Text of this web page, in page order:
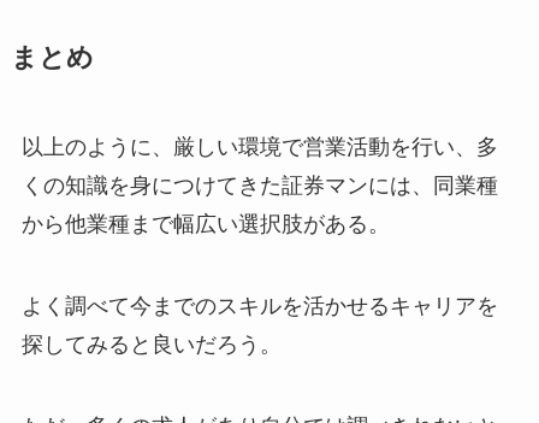
まとめ
以上のように、厳しい環境で営業活動を行い、多
くの知識を身につけてきた証券マンには、同業種
から他業種まで幅広い選択肢がある。
よく調べて今までのスキルを活かせるキャリアを
探してみると良いだろう。